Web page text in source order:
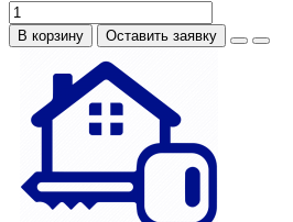
В корзину Оставить заявку